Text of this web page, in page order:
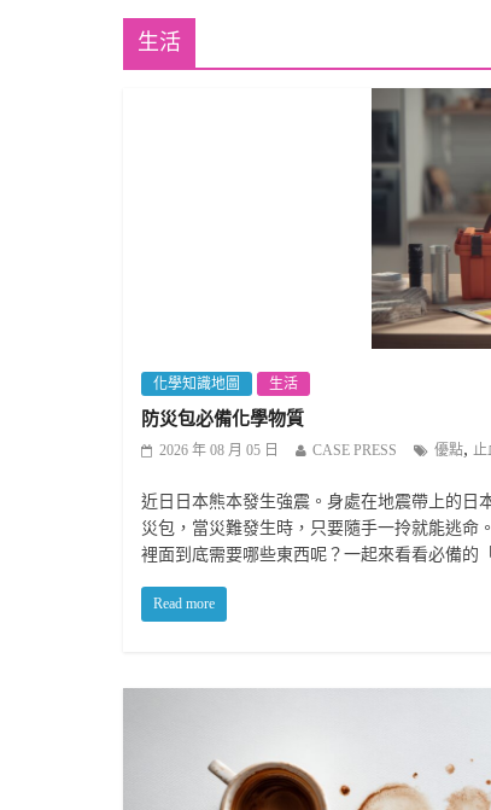
生活
化學知識地圖 生活
防災包必備化學物質
2026 年 08 月 05 日 CASE PRESS 優點, 止
近日日本熊本發生強震。身處在地震帶上的日
災包，當災難發生時，只要隨手一拎就能逃命
裡面到底需要哪些東西呢？一起來看看必備的
Read more